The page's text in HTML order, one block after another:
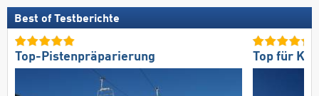
Best of Testberichte
Top-Pistenpräparierung Top für